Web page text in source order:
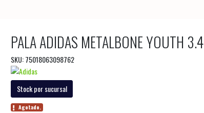
PALA ADIDAS METALBONE YOUTH 3.4
SKU: 75018063098762
Stock por sucursal
Agotado.